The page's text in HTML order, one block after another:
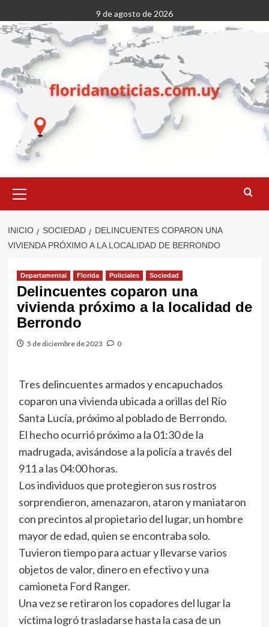
al
contenido
9 de agosto de 2026
primario
INICIO SOCIEDAD
DELINCUENTES COPARON UNA
VIVIENDA PRÓXIMO A LA LOCALIDAD DE BERRONDO
Departamental Florida Policiales Sociedad
Delincuentes coparon una
vivienda próximo a la localidad de
Berrondo
5 de diciembre de 2023 0
Tres delincuentes armados y encapuchados
coparon una vivienda ubicada a orillas del Río
Santa Lucía, próximo al poblado de Berrondo.
El hecho ocurrió próximo a la 01:30 de la
madrugada, avisándose a la policía a través del
911 a las 04:00 horas.
Los individuos que protegieron sus rostros
sorprendieron, amenazaron, ataron y maniataron
con precintos al propietario del lugar, un hombre
mayor de edad, quien se encontraba solo.
Tuvieron tiempo para actuar y llevarse varios
objetos de valor, dinero en efectivo y una
camioneta Ford Ranger.
Una vez se retiraron los copadores del lugar la
víctima logró trasladarse hasta la casa de un